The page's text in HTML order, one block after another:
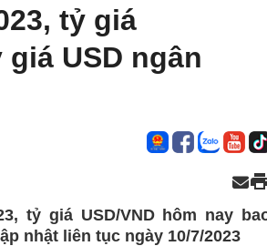
tỷ giá
USD ngân
tỷ giá USD/VND hôm nay
nhật liên tục ngày 10/7/2023